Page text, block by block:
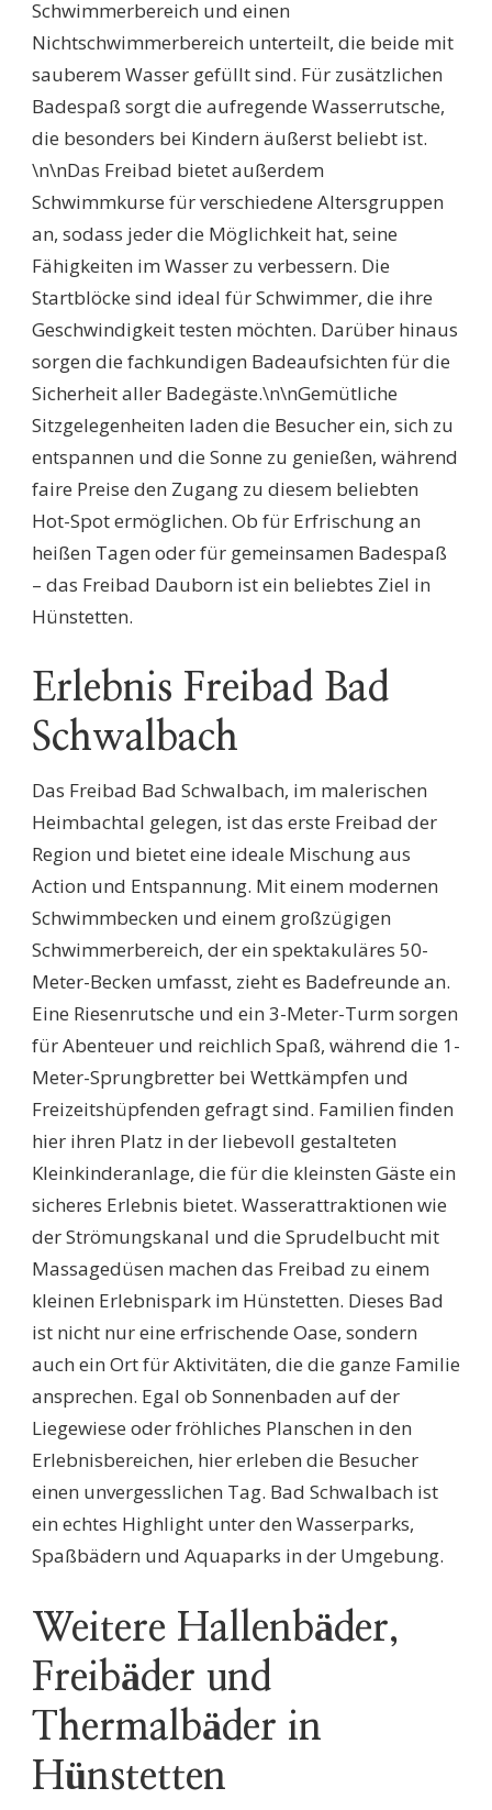
Schwimmerbereich und einen
Nichtschwimmerbereich unterteilt, die beide mit
sauberem Wasser gefüllt sind. Für zusätzlichen
Badespaß sorgt die aufregende Wasserrutsche,
die besonders bei Kindern äußerst beliebt ist.
\n\nDas Freibad bietet außerdem
Schwimmkurse für verschiedene Altersgruppen
an, sodass jeder die Möglichkeit hat, seine
Fähigkeiten im Wasser zu verbessern. Die
Startblöcke sind ideal für Schwimmer, die ihre
Geschwindigkeit testen möchten. Darüber hinaus
sorgen die fachkundigen Badeaufsichten für die
Sicherheit aller Badegäste.\n\nGemütliche
Sitzgelegenheiten laden die Besucher ein, sich zu
entspannen und die Sonne zu genießen, während
faire Preise den Zugang zu diesem beliebten
Hot-Spot ermöglichen. Ob für Erfrischung an
heißen Tagen oder für gemeinsamen Badespaß
– das Freibad Dauborn ist ein beliebtes Ziel in
Hünstetten.
Erlebnis Freibad Bad
Schwalbach
Das Freibad Bad Schwalbach, im malerischen
Heimbachtal gelegen, ist das erste Freibad der
Region und bietet eine ideale Mischung aus
Action und Entspannung. Mit einem modernen
Schwimmbecken und einem großzügigen
Schwimmerbereich, der ein spektakuläres 50-
Meter-Becken umfasst, zieht es Badefreunde an.
Eine Riesenrutsche und ein 3-Meter-Turm sorgen
für Abenteuer und reichlich Spaß, während die 1-
Meter-Sprungbretter bei Wettkämpfen und
Freizeitshüpfenden gefragt sind. Familien finden
hier ihren Platz in der liebevoll gestalteten
Kleinkinderanlage, die für die kleinsten Gäste ein
sicheres Erlebnis bietet. Wasserattraktionen wie
der Strömungskanal und die Sprudelbucht mit
Massagedüsen machen das Freibad zu einem
kleinen Erlebnispark im Hünstetten. Dieses Bad
ist nicht nur eine erfrischende Oase, sondern
auch ein Ort für Aktivitäten, die die ganze Familie
ansprechen. Egal ob Sonnenbaden auf der
Liegewiese oder fröhliches Planschen in den
Erlebnisbereichen, hier erleben die Besucher
einen unvergesslichen Tag. Bad Schwalbach ist
ein echtes Highlight unter den Wasserparks,
Spaßbädern und Aquaparks in der Umgebung.
Weitere Hallenbäder,
Freibäder und
Thermalbäder in
Hünstetten